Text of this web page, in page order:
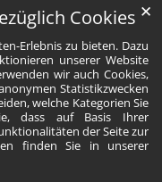
Cookies
Erlebnis zu bieten. Dazu
unserer Website
wir auch Cookies,
Statistikzwecken
welche Kategorien Sie
dass auf Basis Ihrer
der Seite zur
finden Sie in unserer
✕